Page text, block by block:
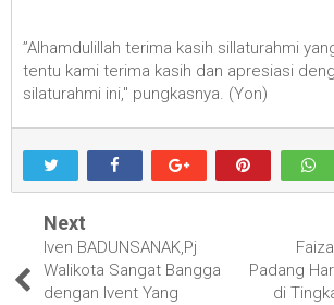
”Alhamdulillah terima kasih sillaturahmi
tentu kami terima kasih dan apresiasi
silaturahmi ini," pungkasnya. (Yon)
Next
Iven BADUNSANAK,Pj
Walikota Sangat Bangga
dengan Ivent Yang
Padang
di